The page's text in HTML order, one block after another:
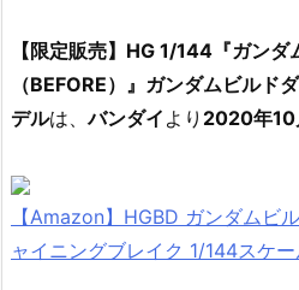
【限定販売】HG 1/144『ガン
（BEFORE）』ガンダムビルド
デルは、バンダイ より 2020年10
【Amazon】HGBD ガンダムビ
ャイニングブレイク 1/144スケ